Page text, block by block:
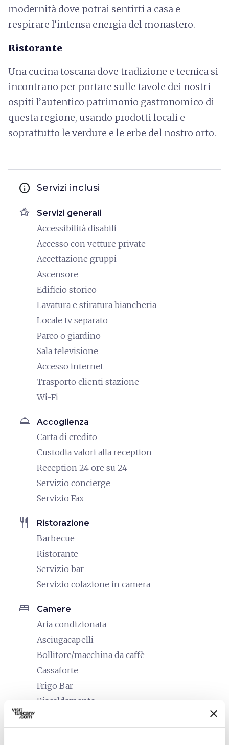
modernità dove potrai sentirti a casa e
respirare l’intensa energia del monastero.
Ristorante
Una cucina toscana dove tradizione e tecnica si
incontrano per portare sulle tavole dei nostri
ospiti l’autentico patrimonio gastronomico di
questa regione, usando prodotti locali e
soprattutto le verdure e le erbe del nostro orto.
info Servizi inclusi
hotel_class Servizi generali
Accessibilità disabili
Accesso con vetture private
Accettazione gruppi
Ascensore
Edificio storico
Lavatura e stiratura biancheria
Locale tv separato
Parco o giardino
Sala televisione
Accesso internet
Trasporto clienti stazione
Wi-Fi
room_service Accoglienza
Carta di credito
Custodia valori alla reception
Reception 24 ore su 24
Servizio concierge
Servizio Fax
restaurant Ristorazione
Barbecue
Ristorante
Servizio bar
Servizio colazione in camera
bed Camere
Aria condizionata
Asciugacapelli
Bollitore/macchina da caffè
Cassaforte
Frigo Bar
Riscaldamento